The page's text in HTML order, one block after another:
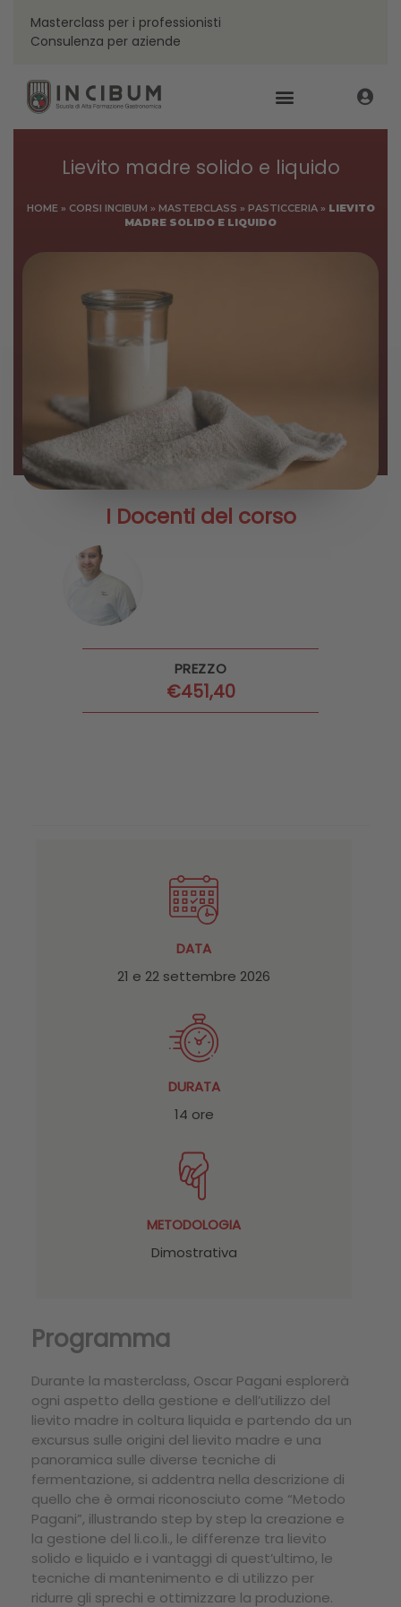
Masterclass per i professionisti
Consulenza per aziende
Lievito madre solido e liquido
HOME» CORSI INCIBUM » MASTERCLASS » PASTICCERIA» LIEVITO
MADRE SOLIDO E LIQUIDO
DATA
21 e 22 settembre 2026
DURATA
14 ore
METODOLOGIA
Dimostrativa
Programma
Durante la masterclass, Oscar Pagani esplorerà
ogni aspetto della gestione e dell’utilizzo del
lievito madre in coltura liquida e partendo da un
excursus sulle origini del lievito madre e una
panoramica sulle diverse tecniche di
fermentazione, si addentra nella descrizione di
quello che è ormai riconosciuto come “Metodo
Pagani”, illustrando step by step la creazione e
la gestione del li.co.li., le differenze tra lievito
solido e liquido e i vantaggi di quest’ultimo, le
tecniche di mantenimento e di utilizzo per
ridurre gli sprechi e ottimizzare la produzione.
I Docenti del corso
PREZZO
€451,40